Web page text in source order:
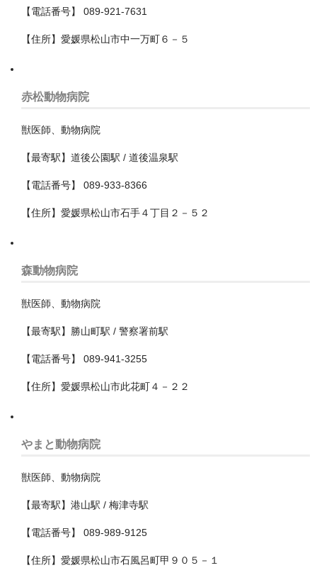
富山県
山口県
山梨県
岐阜県
岡山県
岩手県
島根県
広島県
徳島県
愛媛県
愛知県
中川区
【電話番号】 089-921-7631
【住所】愛媛県松山市中一万町６－５
赤松動物病院
獣医師、動物病院
【最寄駅】道後公園駅 / 道後温泉駅
【電話番号】 089-933-8366
【住所】愛媛県松山市石手４丁目２－５２
森動物病院
獣医師、動物病院
【最寄駅】勝山町駅 / 警察署前駅
【電話番号】 089-941-3255
【住所】愛媛県松山市此花町４－２２
やまと動物病院
獣医師、動物病院
【最寄駅】港山駅 / 梅津寺駅
【電話番号】 089-989-9125
【住所】愛媛県松山市石風呂町甲９０５－１